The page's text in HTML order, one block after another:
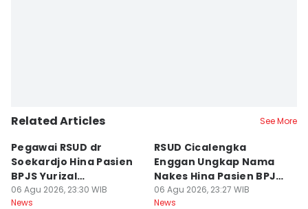
Related Articles See More
Pegawai RSUD dr
Soekardjo Hina Pasien
BPJS Yurizal
Mengundurkan Diri
06 Agu 2026, 23:30 WIB
News
RSUD Cicalengka
Enggan Ungkap Nama
Nakes Hina Pasien BPJS
Yurizal
06 Agu 2026, 23:27 WIB
News